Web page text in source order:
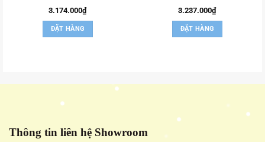
3.174.000₫
ĐẶT HÀNG
3.237.000₫
ĐẶT HÀNG
Thông tin liên hệ Showroom